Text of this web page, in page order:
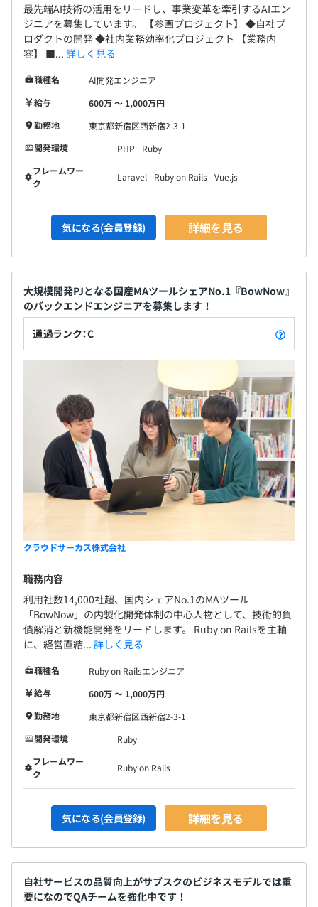
◆明確な目標設定と1on1の実施
・四半期・半期ごとのMBO（目標管理）を通じて、自身
の業務目標を明確に設定。
認やキャリアの方向性について支援。
◆行動と成果の両面からの評価
・成果だけでなく行動評価も重視しており、スキルだけで
なくチーム貢献や途中のプロセスなども評価対象。
◆ピープルマネジメントと育成を評価項目に反映
・マネージャー職には部下の育成・支援に関する行動評価
も設定されており、1on1や成長支援、適切なタスク配分
などが評価ポイントとなっています。
◆キャリア志向に応じた柔軟な評価
・技術職にとどまらず、マネジメントやプロダクト志向、
テックリードなど様々なキャリアパスに応じた評価基準を
用意
開発部門の構成は以下となります。
Product group
└Planning section
└Design section
└QA section
Strategy group
└PMO section
Engineer group
└Fullstar section
└Fantech section
└BowNow section
クラウドサーカスの開発チームは、1つのプロダクトにつ
き 5〜10名ほどの少数精鋭体制が基本です。
役割は明確で、プロダクトマネージャー（PdM）が方向性
を定め、エンジニアが設計・実装・運用を担当し、デザイ
クします。
最先端AI技術の活用をリードし、事業変革を牽引するAIエン
ジニアを募集しています。 【参画プロジェクト】 ◆自社プ
ロダクトの開発 ◆社内業務効率化プロジェクト 【業務内
容】 ■... 詳しく見る
職種名
AI開発エンジニア
給与
600万 〜 1,000万円
勤務地
東京都新宿区西新宿2-3-1
開発環境
PHP
Ruby
フレームワー
ク
Laravel Ruby on Rails Vue.js
気になる(会員登録) 詳細を見る
大規模開発PJとなる国産MAツールシェアNo.1『BowNow』
のバックエンドエンジニアを募集します！
通過ランク：C
クラウドサーカス株式会社
職務内容
利用社数14,000社超、国内シェアNo.1のMAツール
「BowNow」の内製化開発体制の中心人物として、技術的負
債解消と新機能開発をリードします。 Ruby on Railsを主軸
に、経営直結... 詳しく見る
職種名
Ruby on Railsエンジニア
給与
600万 〜 1,000万円
勤務地
東京都新宿区西新宿2-3-1
開発環境
Ruby
フレームワー
ク
Ruby on Rails
気になる(会員登録) 詳細を見る
自社サービスの品質向上がサブスクのビジネスモデルでは重
要になのでQAチームを強化中です！